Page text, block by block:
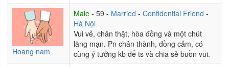
Hoang nam
Male - 59 - Married - Confidential Friend -
Hà Nội
Vui vẻ, chân thật, hòa đồng và một chút
lãng mạn. Pn chân thành, đồng cảm, có
cùng ý tưởng kb để ts và chia sẻ buồn vui.